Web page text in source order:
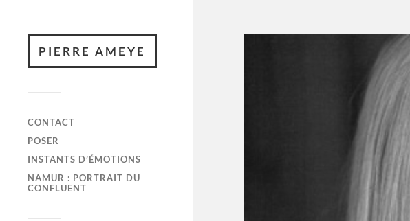
PIERRE AMEYE
CONTACT
POSER
INSTANTS D’ÉMOTIONS
NAMUR : PORTRAIT DU
CONFLUENT